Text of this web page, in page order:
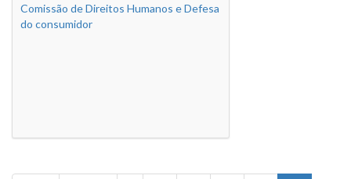
Comissão de Direitos Humanos e Defesa
do consumidor